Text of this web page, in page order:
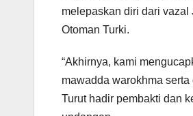
melepaskan diri dari
Otoman Turki.
“Akhirnya, kami
mawadda warokhma
Turut hadir pembakti dan